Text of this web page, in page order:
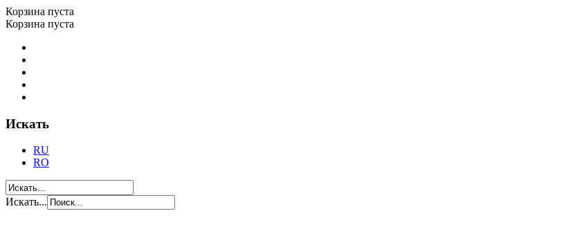
Корзина пуста
Корзина пуста
Искать
RU
RO
Искать...